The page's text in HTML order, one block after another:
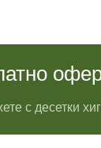
с десетки